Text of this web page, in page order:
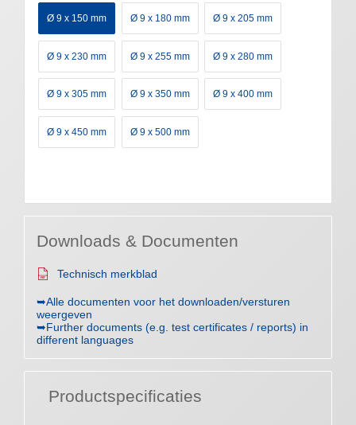
Ø 9 x 150 mm Ø 9 x 180 mm Ø 9 x 205 mm
Ø 9 x 230 mm Ø 9 x 255 mm Ø 9 x 280 mm
Ø 9 x 305 mm Ø 9 x 350 mm Ø 9 x 400 mm
Ø 9 x 450 mm Ø 9 x 500 mm
Downloads & Documenten
Technisch merkblad
➥Alle documenten voor het downloaden/versturen
weergeven
➥Further documents (e.g. test certificates / reports) in
different languages
Productspecificaties